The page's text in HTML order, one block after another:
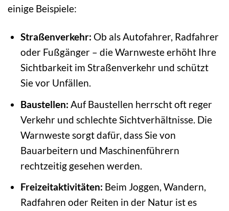
einige Beispiele:
Straßenverkehr: Ob als Autofahrer, Radfahrer
oder Fußgänger – die Warnweste erhöht Ihre
Sichtbarkeit im Straßenverkehr und schützt
Sie vor Unfällen.
Baustellen: Auf Baustellen herrscht oft reger
Verkehr und schlechte Sichtverhältnisse. Die
Warnweste sorgt dafür, dass Sie von
Bauarbeitern und Maschinenführern
rechtzeitig gesehen werden.
Freizeitaktivitäten: Beim Joggen, Wandern,
Radfahren oder Reiten in der Natur ist es